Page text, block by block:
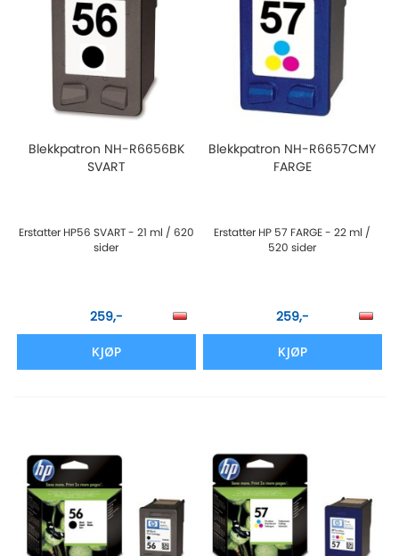
Blekkpatron NH-R6656BK
SVART
Erstatter HP56 SVART - 21 ml / 620
sider
259,-
KJØP
Blekkpatron NH-R6657CMY
FARGE
Erstatter HP 57 FARGE - 22 ml /
520 sider
259,-
KJØP